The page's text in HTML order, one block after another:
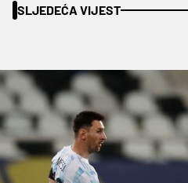
SLJEDEĆA VIJEST